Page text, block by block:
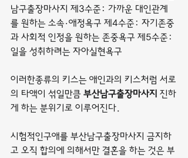
남구출장마사지 제3수준: 가까운 대인관계
를 원하는 소속·애정욕구 제4수준: 자기존중
과 사회적 인정을 원하는 존중욕구 제5수준:
일을 성취하려는 자아실현욕구
이러한종류의 키스는 애인과의 키스처럼 서로
의 타액이 섞일만큼 부산남구출장마사지 진하
게 하는 분위기로 이루어진다.
시험적인구애를 부산남구출장마사지 금지하
고 오직 합의에 의해서만 결혼을 하는 것은 부